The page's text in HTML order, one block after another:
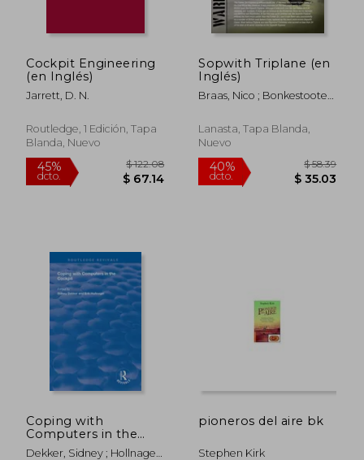
45%
dcto. $ 54.26
45%
dcto. $
Cockpit Engineering
(en Inglés)
Jarrett, D. N.
Routledge, 1 Edición, Tapa
Blanda, Nuevo
Sopwith Triplane (en
Inglés)
Braas, Nico ; Bonkestooter,
Lanasta, Tapa Blanda,
Nuevo
Coping with
Computers in the
Cockpit (en Inglés)
Dekker, Sidney ; Hollnagel,
pioneros del aire bk
Stephen Kirk